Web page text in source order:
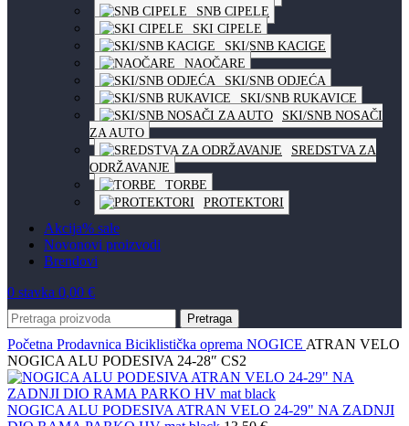
SNB CIPELE
SKI CIPELE
SKI/SNB KACIGE
NAOČARE
SKI/SNB ODJEĆA
SKI/SNB RUKAVICE
SKI/SNB NOSAČI
ZA AUTO
SREDSTVA ZA
ODRŽAVANJE
TORBE
PROTEKTORI
Akcija% sale
Novonovi proizvodi
Brendovi
0 stavka 0,00 €
Pretraga
Početna Prodavnica Biciklistička oprema NOGICE ATRAN VELO
NOGICA ALU PODESIVA 24-28″ CS2
NOGICA ALU PODESIVA ATRAN VELO 24-29" NA ZADNJI